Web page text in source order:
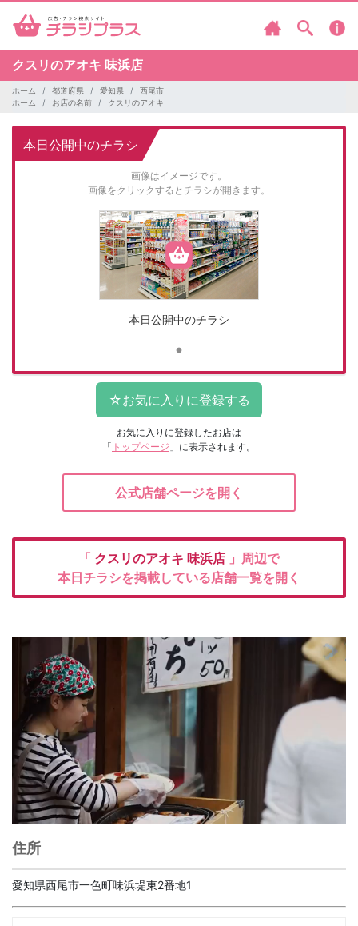
クスリのアオキ 味浜店
ホーム 都道府県 愛知県
西尾市
ホーム
お店の名前 クスリのアオキ
本日公開中のチラシ
画像はイメージです。
画像をクリックするとチラシが開きます。
本日公開中のチラシ
お気に入りに登録したお店は
「 トップページ 」に表示されます。
公式店舗ページを開く
「 クスリのアオキ 味浜店 」周辺で
本日チラシを掲載している店舗一覧を開く
住所
愛知県西尾市一色町味浜堤東2番地1